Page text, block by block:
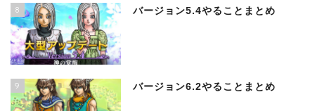
8 バージョン5.4やることまとめ
9 バージョン6.2やることまとめ